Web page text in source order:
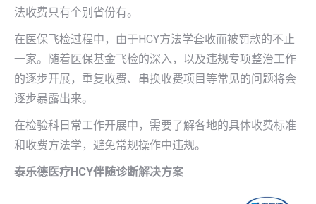
法收费只有个别省份有。
在医保飞检过程中，由于HCY方法学套收而被罚款的不止
一家。随着医保基金飞检的深入，以及违规专项整治工作
的逐步开展，重复收费、串换收费项目等常见的问题将会
逐步暴露出来。
在检验科日常工作开展中，需要了解各地的具体收费标准
和收费方法学，避免常规操作中违规。
泰乐德医疗HCY伴随诊断解决方案